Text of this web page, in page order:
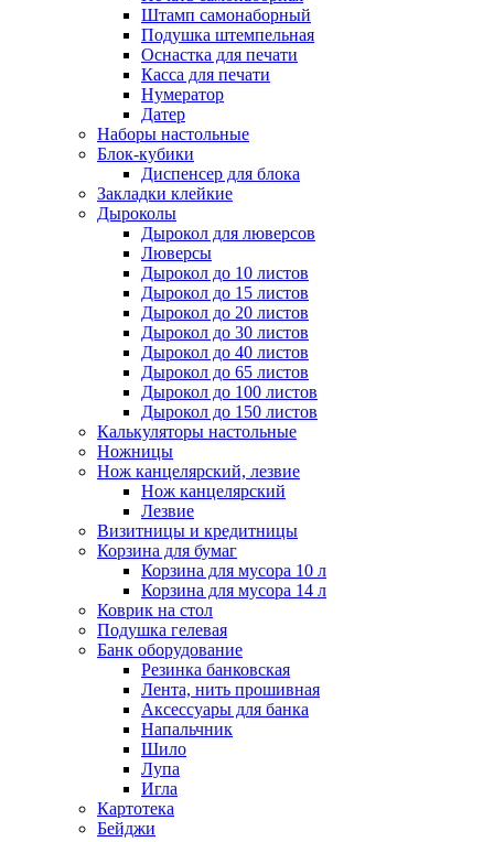
Штамп самонаборный
Подушка штемпельная
Оснастка для печати
Касса для печати
Нумератор
Датер
Наборы настольные
Блок-кубики
Диспенсер для блока
Закладки клейкие
Дыроколы
Дырокол для люверсов
Люверсы
Дырокол до 10 листов
Дырокол до 15 листов
Дырокол до 20 листов
Дырокол до 30 листов
Дырокол до 40 листов
Дырокол до 65 листов
Дырокол до 100 листов
Дырокол до 150 листов
Калькуляторы настольные
Ножницы
Нож канцелярский, лезвие
Нож канцелярский
Лезвие
Визитницы и кредитницы
Корзина для бумаг
Корзина для мусора 10 л
Корзина для мусора 14 л
Коврик на стол
Подушка гелевая
Банк оборудование
Резинка банковская
Лента, нить прошивная
Аксессуары для банка
Напальчник
Шило
Лупа
Игла
Картотека
Бейджи